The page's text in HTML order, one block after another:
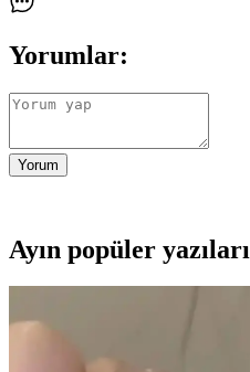
Yorumlar:
Yorum
Ayın popüler yazıları